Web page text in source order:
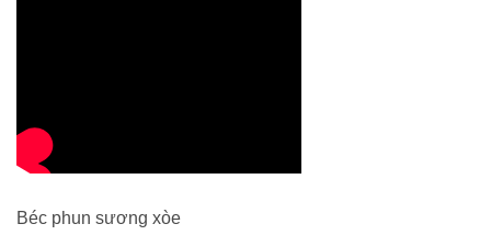
Béc phun sương xòe